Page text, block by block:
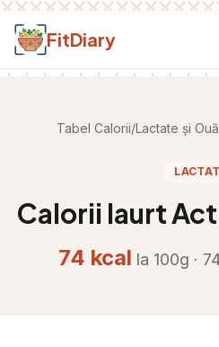
Salt la conținut
FitDiary
Tabel Calorii/Lactate și Ouă
Calorii Iaurt
74 kcal la 100g ·